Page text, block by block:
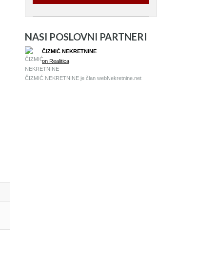
NASI POSLOVNI PARTNERI
ČIZMIĆ NEKRETNINE
on Realitica
ČIZMIĆ NEKRETNINE je član webNekretnine .net